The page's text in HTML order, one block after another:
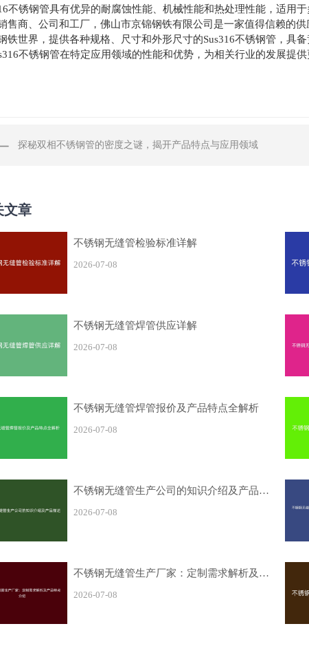
不锈钢管具有优异的耐腐蚀性能、机械性能和热处理性能，适用
售商、公司和工厂，佛山市京锦钢铁有限公司是一家值得信赖的
铁世界，提供各种规格、尺寸和外形尺寸的Sus316不锈钢管，具
不锈钢管在特定应用领域的性能和优势，为相关行业的发展提
探秘双相不锈钢管的密度之谜，揭开产品特点与应用领域
文章
不锈钢无缝管检验标准详解
2026-07-08
不锈钢无缝管焊管供应详解
2026-07-08
不锈钢无缝管焊管报价及产品特点全解析
2026-07-08
不锈钢无缝管生产公司的知识介绍及产品描述
2026-07-08
不锈钢无缝管生产厂家：定制需求解析及产品特点介绍
2026-07-08